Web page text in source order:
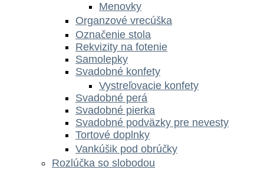
Menovky
Organzové vrecúška
Označenie stola
Rekvizity na fotenie
Samolepky
Svadobné konfety
Vystreľovacie konfety
Svadobné perá
Svadobné pierka
Svadobné podväzky pre nevesty
Tortové doplnky
Vankúšik pod obrúčky
Rozlúčka so slobodou